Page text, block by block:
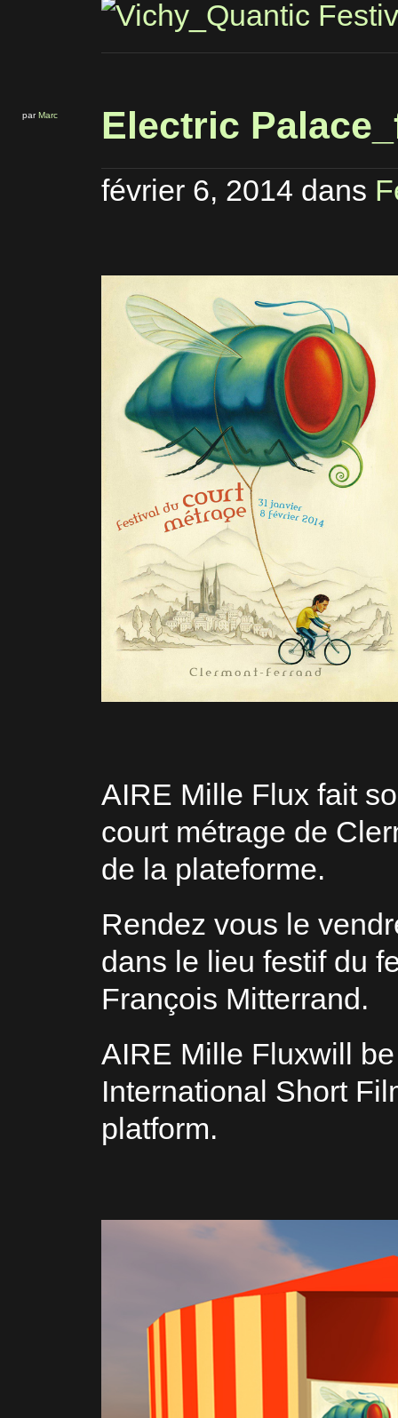
parMarc Electric
février 6, 2014 dans
AIRE Mille Flux fait
court métrage de
de la plateforme.
Rendez vous le
dans le lieu festif du
François Mitterrand‎.
AIRE Mille Fluxwill
International Short
platform.